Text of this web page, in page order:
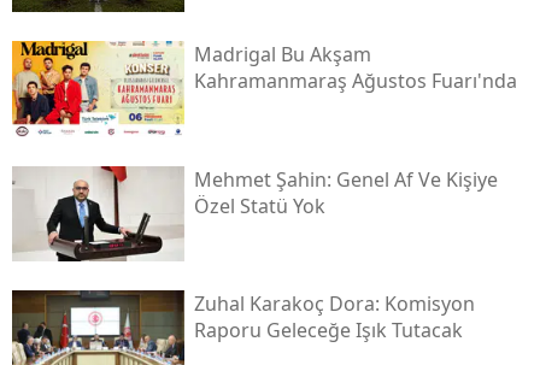
Madrigal Bu Akşam
Kahramanmaraş Ağustos Fuarı'nda
Mehmet Şahin: Genel Af Ve Kişiye
Özel Statü Yok
Zuhal Karakoç Dora: Komisyon
Raporu Geleceğe Işık Tutacak